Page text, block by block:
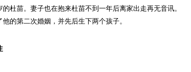
杜苗。妻子也在抱来杜苗不到一年后离家出走再无音讯。
的第二次婚姻，并先后生下两个孩子。